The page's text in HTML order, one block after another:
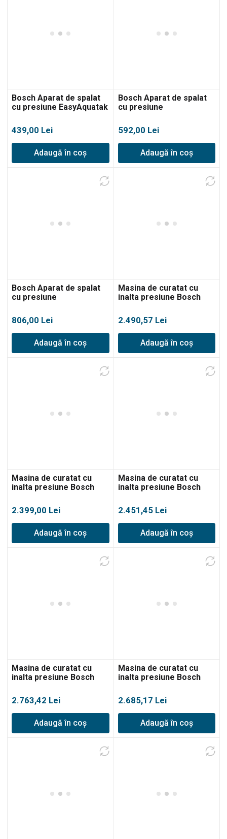
Bosch Aparat de spalat
cu presiune EasyAquatak
439,00 Lei
Adaugă în coș
Bosch Aparat de spalat
cu presiune
592,00 Lei
Adaugă în coș
Bosch Aparat de spalat
cu presiune
806,00 Lei
Adaugă în coș
Masina de curatat cu
inalta presiune Bosch
2.490,57 Lei
Adaugă în coș
Masina de curatat cu
inalta presiune Bosch
2.399,00 Lei
Adaugă în coș
Masina de curatat cu
inalta presiune Bosch
2.451,45 Lei
Adaugă în coș
Masina de curatat cu
inalta presiune Bosch
2.763,42 Lei
Adaugă în coș
Masina de curatat cu
inalta presiune Bosch
2.685,17 Lei
Adaugă în coș